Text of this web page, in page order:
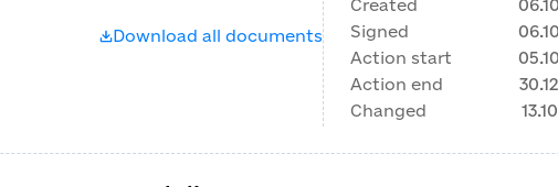
Download all documents
Created
Signed
Action start
Action end
Changed